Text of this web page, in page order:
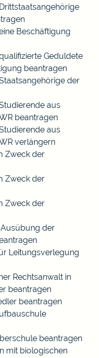
Beschäftigung
Geduldete
beantragen
der
aus
beantragen
aus
verlängern
Zweck der
Zweck der
Zweck der
der
Leitungsverlegung
Rechtsanwalt in
beantragen
beantragen
beantragen
mit biologischen